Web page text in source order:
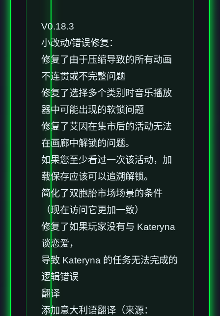
V0.18.3
小改动/错误修复：
修复了由于压缩导致的所有动画
不连贯或不完整问题
修复了选择多个类别时音乐播放
器中可能出现的软锁问题
修复了艾因在集市后的活动无法
在画廊中解锁的问题。
如果您至少看过一次该活动，加
载保存应该可以追溯解锁。
简化了双胞胎市场场景的条件
（现在访问它更加一致）
修复了如果玩家没有与 Kateryna
谈恋爱，
导致 Kateryna 的任务无法完成的
逻辑错误
翻译
添加意大利语翻译（来源：